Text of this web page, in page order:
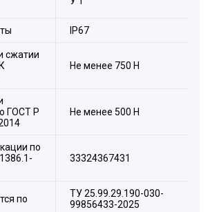
IP67
сжатии
Не менее 750 H
ГОСТ Р
Не менее 500 Н
по
33324367431
по
ТУ 25.99.29.190-030-
99856433-2025